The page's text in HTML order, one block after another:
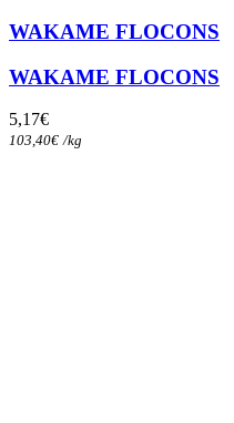
WAKAME FLOCONS
WAKAME FLOCONS
5,17€
103,40€ /kg